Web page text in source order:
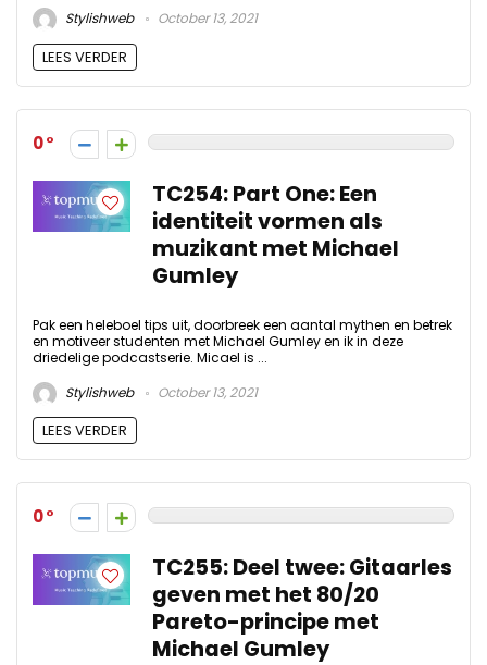
Stylishweb
October 13, 2021
LEES VERDER
0
TC254: Part One: Een
identiteit vormen als
muzikant met Michael
Gumley
Pak een heleboel tips uit, doorbreek een aantal mythen en betrek
en motiveer studenten met Michael Gumley en ik in deze
driedelige podcastserie. Micael is ...
Stylishweb
October 13, 2021
LEES VERDER
0
TC255: Deel twee: Gitaarles
geven met het 80/20
Pareto-principe met
Michael Gumley